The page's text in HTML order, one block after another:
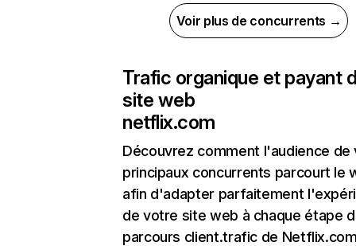
Voir plus de concurrents →
Trafic organique et payant
site web
netflix.com
Découvrez comment l'audience de
principaux concurrents parcourt le
afin d'adapter parfaitement
de votre site web à chaque étape
parcours client.trafic de